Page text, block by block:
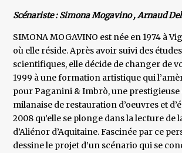
Scénariste : Simona Mogavino , Arnaud
SIMONA MOGAVINO est née en 1974 à
où elle réside. Après avoir suivi des
scientifiques, elle décide de changer de
1999 à une formation artistique qui
pour Paganini & Imbrò, une
milanaise de restauration d’oeuvres et
2008 qu’elle se plonge dans la lecture de
d’Aliénor d’Aquitaine. Fascinée par ce
dessine le projet d’un scénario qui se